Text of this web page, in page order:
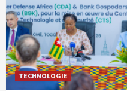
TECHNOLOGIE